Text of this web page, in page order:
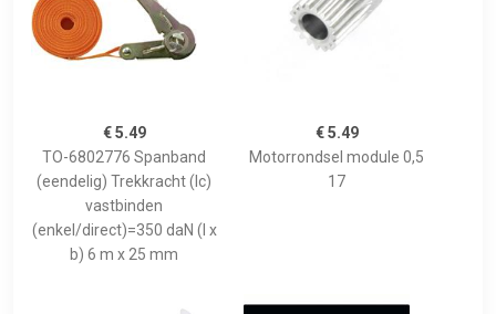
€ 5.49
TO-6802776 Spanband
(eendelig) Trekkracht (lc)
vastbinden
(enkel/direct)=350 daN (l x
b) 6 m x 25 mm
€ 5.49
Motorrondsel module 0,5
17